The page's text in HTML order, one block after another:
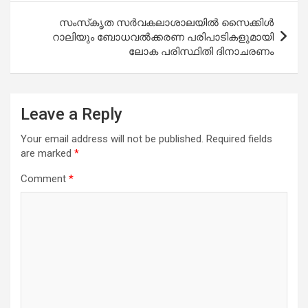
സംസ്‌കൃത സർവകലാശാലയിൽ സൈക്കിൾ
റാലിയും ബോധവല്‍ക്കരണ പരിപാടികളുമായി
ലോക പരിസ്ഥിതി ദിനാചരണം
Leave a Reply
Your email address will not be published. Required fields
are marked *
Comment *